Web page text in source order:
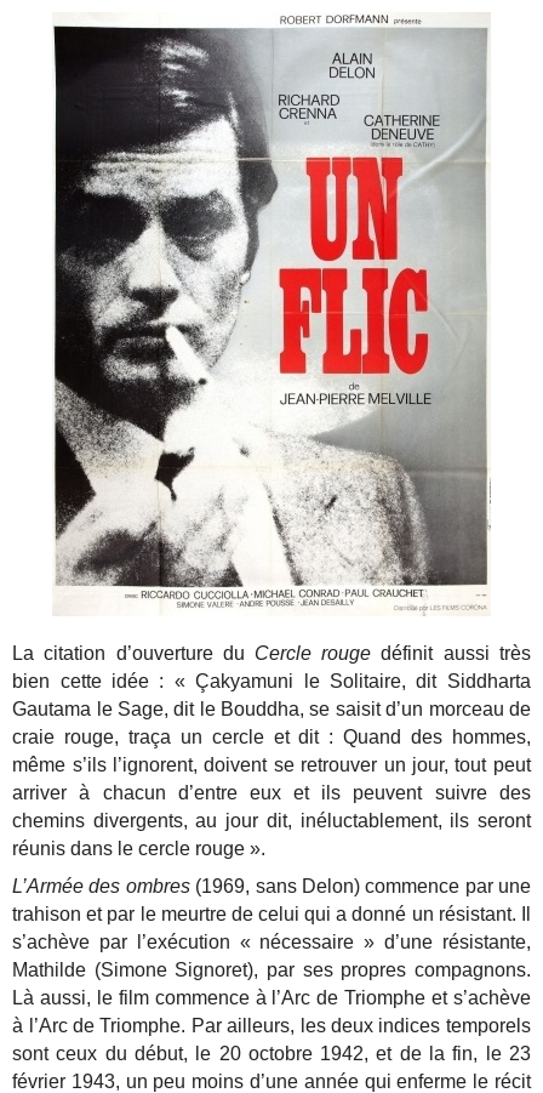
La citation d’ouverture du Cercle rouge définit aussi très
bien cette idée : « Çakyamuni le Solitaire, dit Siddharta
Gautama le Sage, dit le Bouddha, se saisit d’un morceau de
craie rouge, traça un cercle et dit : Quand des hommes,
même s’ils l’ignorent, doivent se retrouver un jour, tout peut
arriver à chacun d’entre eux et ils peuvent suivre des
chemins divergents, au jour dit, inéluctablement, ils seront
réunis dans le cercle rouge ».
L’Armée des ombres(1969, sans Delon) commence par une
trahison et par le meurtre de celui qui a donné un résistant. Il
s’achève par l’exécution « nécessaire » d’une résistante,
Mathilde (Simone Signoret), par ses propres compagnons.
Là aussi, le film commence à l’Arc de Triomphe et s’achève
à l’Arc de Triomphe. Par ailleurs, les deux indices temporels
sont ceux du début, le 20 octobre 1942, et de la fin, le 23
février 1943, un peu moins d’une année qui enferme le récit